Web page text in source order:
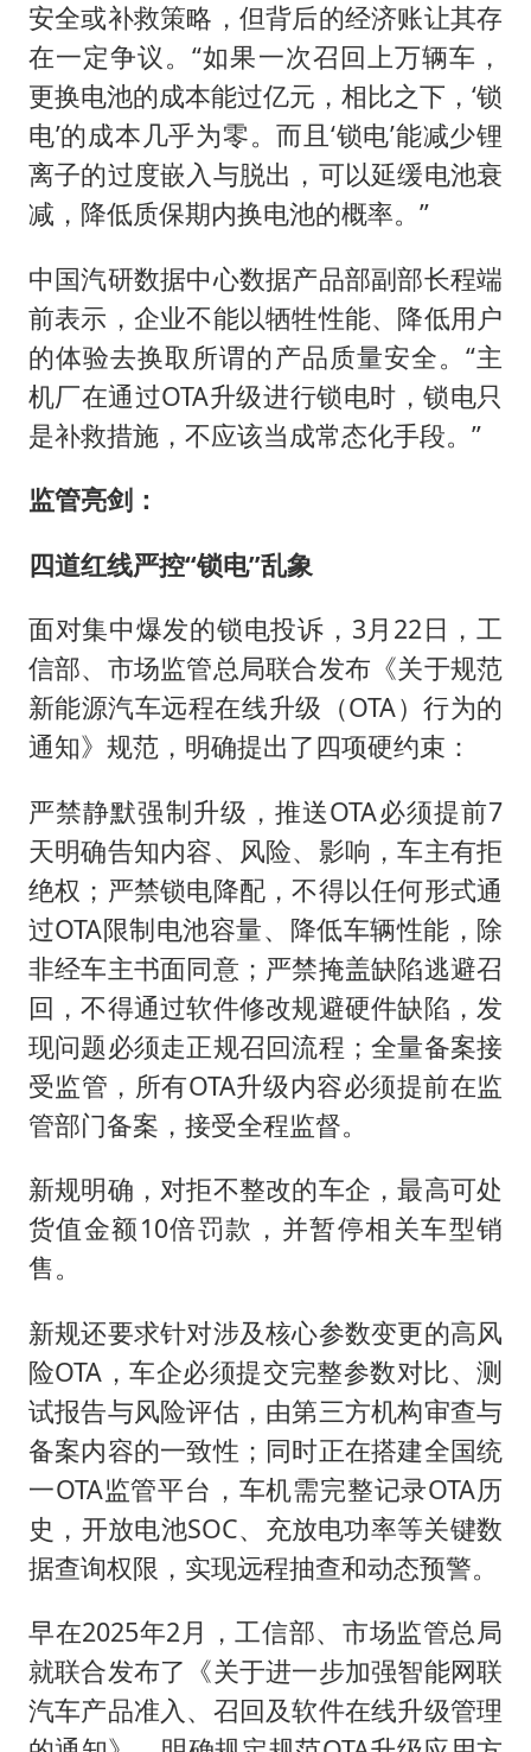
安全或补救策略，但背后的经济账让其存
在一定争议。“如果一次召回上万辆车，
更换电池的成本能过亿元，相比之下，‘锁
电’的成本几乎为零。而且‘锁电’能减少锂
离子的过度嵌入与脱出，可以延缓电池衰
减，降低质保期内换电池的概率。”
中国汽研数据中心数据产品部副部长程端
前表示，企业不能以牺牲性能、降低用户
的体验去换取所谓的产品质量安全。“主
机厂在通过OTA升级进行锁电时，锁电只
是补救措施，不应该当成常态化手段。”
监管亮剑：
四道红线严控“锁电”乱象
面对集中爆发的锁电投诉，3月22日，工
信部、市场监管总局联合发布《关于规范
新能源汽车远程在线升级（OTA）行为的
通知》规范，明确提出了四项硬约束：
严禁静默强制升级，推送OTA必须提前7
天明确告知内容、风险、影响，车主有拒
绝权；严禁锁电降配，不得以任何形式通
过OTA限制电池容量、降低车辆性能，除
非经车主书面同意；严禁掩盖缺陷逃避召
回，不得通过软件修改规避硬件缺陷，发
现问题必须走正规召回流程；全量备案接
受监管，所有OTA升级内容必须提前在监
管部门备案，接受全程监督。
新规明确，对拒不整改的车企，最高可处
货值金额10倍罚款，并暂停相关车型销
售。
新规还要求针对涉及核心参数变更的高风
险OTA，车企必须提交完整参数对比、测
试报告与风险评估，由第三方机构审查与
备案内容的一致性；同时正在搭建全国统
一OTA监管平台，车机需完整记录OTA历
史，开放电池SOC、充放电功率等关键数
据查询权限，实现远程抽查和动态预警。
早在2025年2月，工信部、市场监管总局
就联合发布了《关于进一步加强智能网联
汽车产品准入、召回及软件在线升级管理